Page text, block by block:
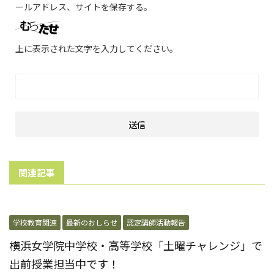
ールアドレス、サイトを保存する。
上に表示された文字を入力してください。
関連記事
学校教育関連 最新のおしらせ 認定講師活動報告
横浜女学院中学校・高等学校「土曜チャレンジ」で
出前授業担当中です！